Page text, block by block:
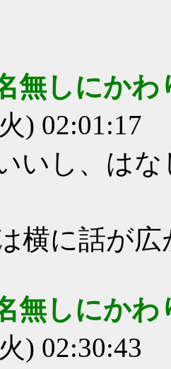
無しにか
) 02:01:17
いし、は
横に話が
無しにか
) 02:30:43